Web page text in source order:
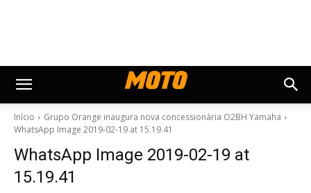
Início
Grupo Orange inaugura nova concessionária O2BH Yamaha
WhatsApp Image 2019-02-19 at 15.19.41
WhatsApp Image 2019-02-19 at
15.19.41